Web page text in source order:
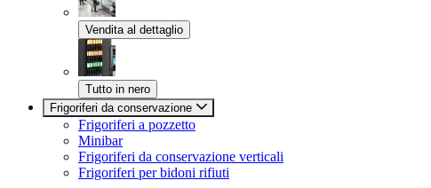
Vendita al dettaglio
Tutto in nero
Frigoriferi da conservazione
Frigoriferi a pozzetto
Minibar
Frigoriferi da conservazione verticali
Frigoriferi per bidoni rifiuti